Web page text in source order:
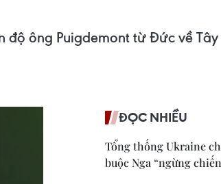
ông Puigdemont từ Đức về
ĐỌC NHIỀU
Tổng thống Ukraine
buộc Nga “ngừng